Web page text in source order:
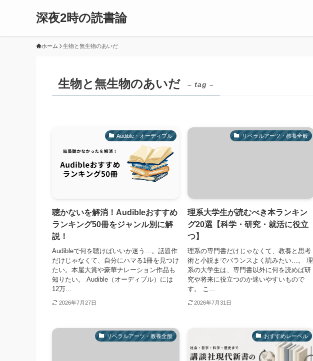
深夜2時の読書論
ホーム 生物と無生物のあいだ
生物と無生物のあいだ – tag –
Audible・オーディブル
聴かないを解消！Audibleおすすめ
ランキング50冊をジャンル別に解
説！
Audibleで何を聴けばいいか迷う…。話題作
だけじゃなくて、自分にハマる1冊を見つけ
たい。本屋大賞や豪華ナレーション作品も
知りたい。 Audible（オーディブル）には
12万...
2026年7月27日
リベラルアーツ・教養全般
理系大学生が読むべき本ランキン
グ20選【科学・研究・就活に役立
つ】
理系の専門書だけじゃなくて、教養と思考
術と小説までバランスよく読みたい…。 理
系の大学生は、専門書以外に何を読めば研
究や将来に役立つのか迷いやすいもので
す。 こ...
2026年7月31日
リベラルアーツ・教養全般 おすすめレーベル